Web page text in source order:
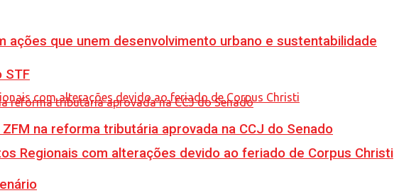
ações que unem desenvolvimento urbano e sustentabilidade
Regionais com alterações devido ao feriado de Corpus Christi
STF
na reforma tributária aprovada na CCJ do Senado